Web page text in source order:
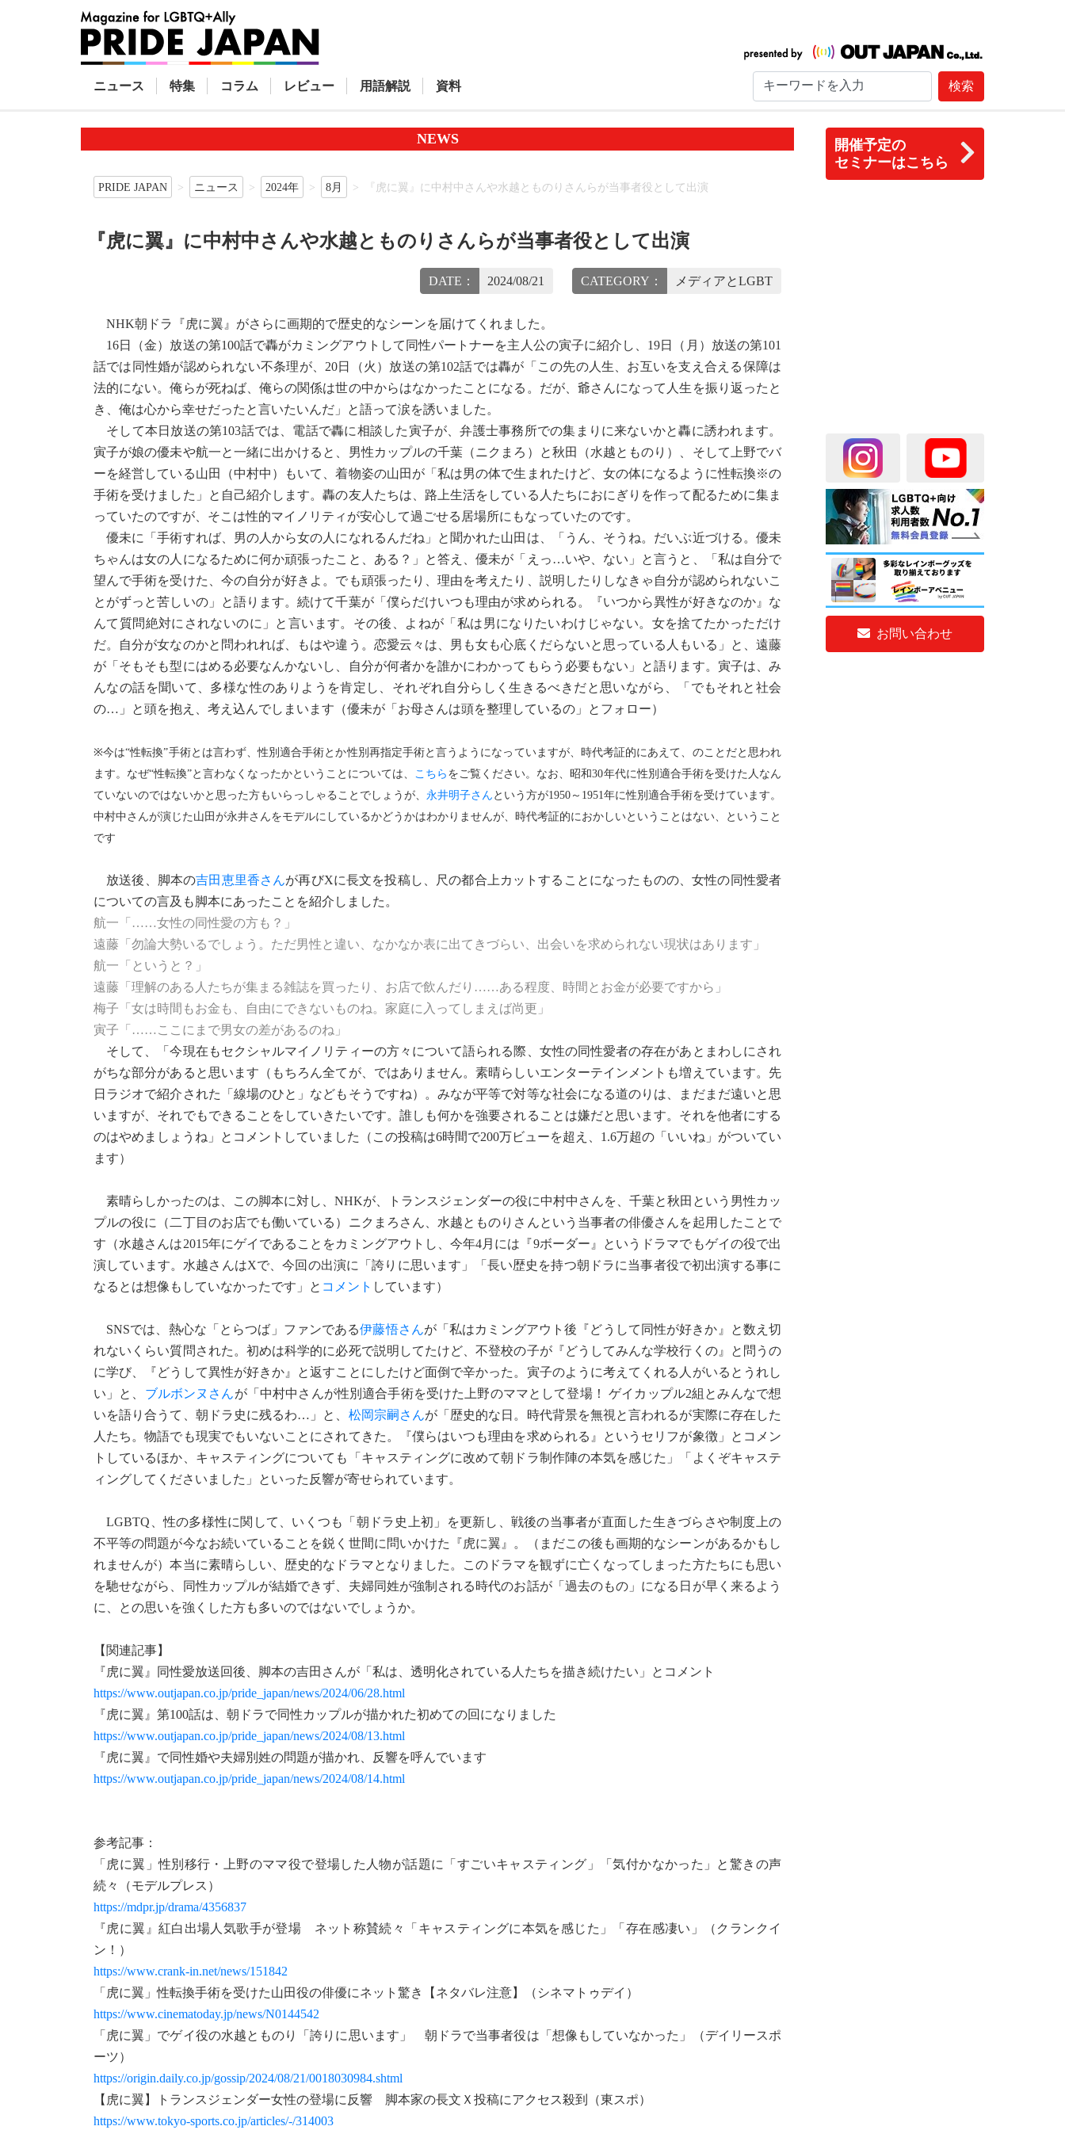
ニュース 特集 コラム レビュー 用語解説 資料 検索
開催予定の
セミナーはこちら
お問い合わせ
NEWS
PRIDE JAPAN ニュース 2024年 8月 『虎に翼』に中村中さんや水越とものりさんらが当事者役として出演
『虎に翼』に中村中さんや水越とものりさんらが当事者役として出演
DATE： 2024/08/21 CATEGORY： メディアとLGBT
NHK朝ドラ『虎に翼』がさらに画期的で歴史的なシーンを届けてくれました。
16日（金）放送の第100話で轟がカミングアウトして同性パートナーを主人公の寅子に紹介し、19日（月）放送の第101
話では同性婚が認められない不条理が、20日（火）放送の第102話では轟が「この先の人生、お互いを支え合える保障は
法的にない。俺らが死ねば、俺らの関係は世の中からはなかったことになる。だが、爺さんになって人生を振り返ったと
き、俺は心から幸せだったと言いたいんだ」と語って涙を誘いました。
そして本日放送の第103話では、電話で轟に相談した寅子が、弁護士事務所での集まりに来ないかと轟に誘われます。
寅子が娘の優未や航一と一緒に出かけると、男性カップルの千葉（ニクまろ）と秋田（水越とものり）、そして上野でバ
ーを経営している山田（中村中）もいて、着物姿の山田が「私は男の体で生まれたけど、女の体になるように性転換※の
手術を受けました」と自己紹介します。轟の友人たちは、路上生活をしている人たちにおにぎりを作って配るために集ま
っていたのですが、そこは性的マイノリティが安心して過ごせる居場所にもなっていたのです。
優未に「手術すれば、男の人から女の人になれるんだね」と聞かれた山田は、「うん、そうね。だいぶ近づける。優未
ちゃんは女の人になるために何か頑張ったこと、ある？」と答え、優未が「えっ…いや、ない」と言うと、「私は自分で
望んで手術を受けた、今の自分が好きよ。でも頑張ったり、理由を考えたり、説明したりしなきゃ自分が認められないこ
とがずっと苦しいの」と語ります。続けて千葉が「僕らだけいつも理由が求められる。『いつから異性が好きなのか』な
んて質問絶対にされないのに」と言います。その後、よねが「私は男になりたいわけじゃない。女を捨てたかっただけ
だ。自分が女なのかと問われれば、もはや違う。恋愛云々は、男も女も心底くだらないと思っている人もいる」と、遠藤
が「そもそも型にはめる必要なんかないし、自分が何者かを誰かにわかってもらう必要もない」と語ります。寅子は、み
んなの話を聞いて、多様な性のありようを肯定し、それぞれ自分らしく生きるべきだと思いながら、「でもそれと社会
の…」と頭を抱え、考え込んでしまいます（優未が「お母さんは頭を整理しているの」とフォロー）
※今は“性転換”手術とは言わず、性別適合手術とか性別再指定手術と言うようになっていますが、時代考証的にあえて、のことだと思われ
ます。なぜ“性転換”と言わなくなったかということについては、
こちらをご覧ください。なお、昭和30年代に性別適合手術を受けた人なん
ていないのではないかと思った方もいらっしゃることでしょうが、 永井明子さんという方が1950～1951年に性別適合手術を受けています。
中村中さんが演じた山田が永井さんをモデルにしているかどうかはわかりませんが、時代考証的におかしいということはない、ということ
です
放送後、脚本の吉田恵里香さんが再びXに長文を投稿し、尺の都合上カットすることになったものの、女性の同性愛者
についての言及も脚本にあったことを紹介しました。
航一「……女性の同性愛の方も？」
遠藤「勿論大勢いるでしょう。ただ男性と違い、なかなか表に出てきづらい、出会いを求められない現状はあります」
航一「というと？」
遠藤「理解のある人たちが集まる雑誌を買ったり、お店で飲んだり……ある程度、時間とお金が必要ですから」
梅子「女は時間もお金も、自由にできないものね。家庭に入ってしまえば尚更」
寅子「……ここにまで男女の差があるのね」
そして、「今現在もセクシャルマイノリティーの方々について語られる際、女性の同性愛者の存在があとまわしにされ
がちな部分があると思います（もちろん全てが、ではありません。素晴らしいエンターテインメントも増えています。先
日ラジオで紹介された「線場のひと」などもそうですね）。みなが平等で対等な社会になる道のりは、まだまだ遠いと思
いますが、それでもできることをしていきたいです。誰しも何かを強要されることは嫌だと思います。それを他者にする
のはやめましょうね」とコメントしていました（この投稿は6時間で200万ビューを超え、1.6万超の「いいね」がついてい
ます）
素晴らしかったのは、この脚本に対し、NHKが、トランスジェンダーの役に中村中さんを、千葉と秋田という男性カッ
プルの役に（二丁目のお店でも働いている）ニクまろさん、水越とものりさんという当事者の俳優さんを起用したことで
す（水越さんは2015年にゲイであることをカミングアウトし、今年4月には『9ボーダー』というドラマでもゲイの役で出
演しています。水越さんはXで、今回の出演に「誇りに思います」「長い歴史を持つ朝ドラに当事者役で初出演する事に
なるとは想像もしていなかったです」と コメント しています）
SNSでは、熱心な「とらつば」ファンである伊藤悟さんが「私はカミングアウト後『どうして同性が好きか』と数え切
れないくらい質問された。初めは科学的に必死で説明してたけど、不登校の子が『どうしてみんな学校行くの』と問うの
に学び、『どうして異性が好きか』と返すことにしたけど面倒で辛かった。寅子のように考えてくれる人がいるとうれし
い」と、 ブルボンヌさんが「中村中さんが性別適合手術を受けた上野のママとして登場！ ゲイカップル2組とみんなで想
いを語り合うて、朝ドラ史に残るわ…」と、 松岡宗嗣さんが「歴史的な日。時代背景を無視と言われるが実際に存在した
人たち。物語でも現実でもいないことにされてきた。『僕らはいつも理由を求められる』というセリフが象徴」とコメン
トしているほか、キャスティングについても「キャスティングに改めて朝ドラ制作陣の本気を感じた」「よくぞキャステ
ィングしてくださいました」といった反響が寄せられています。
LGBTQ、性の多様性に関して、いくつも「朝ドラ史上初」を更新し、戦後の当事者が直面した生きづらさや制度上の
不平等の問題が今なお続いていることを鋭く世間に問いかけた『虎に翼』。（まだこの後も画期的なシーンがあるかもし
れませんが）本当に素晴らしい、歴史的なドラマとなりました。このドラマを観ずに亡くなってしまった方たちにも思い
を馳せながら、同性カップルが結婚できず、夫婦同姓が強制される時代のお話が「過去のもの」になる日が早く来るよう
に、との思いを強くした方も多いのではないでしょうか。
【関連記事】
『虎に翼』同性愛放送回後、脚本の吉田さんが「私は、透明化されている人たちを描き続けたい」とコメント
https://www.outjapan.co.jp/pride_japan/news/2024/06/28.html
『虎に翼』第100話は、朝ドラで同性カップルが描かれた初めての回になりました
https://www.outjapan.co.jp/pride_japan/news/2024/08/13.html
『虎に翼』で同性婚や夫婦別姓の問題が描かれ、反響を呼んでいます
https://www.outjapan.co.jp/pride_japan/news/2024/08/14.html
参考記事：
「虎に翼」性別移行・上野のママ役で登場した人物が話題に「すごいキャスティング」「気付かなかった」と驚きの声
続々（モデルプレス）
https://mdpr.jp/drama/4356837
『虎に翼』紅白出場人気歌手が登場 ネット称賛続々「キャスティングに本気を感じた」「存在感凄い」（クランクイ
ン！）
https://www.crank-in.net/news/151842
「虎に翼」性転換手術を受けた山田役の俳優にネット驚き【ネタバレ注意】（シネマトゥデイ）
https://www.cinematoday.jp/news/N0144542
「虎に翼」でゲイ役の水越とものり「誇りに思います」 朝ドラで当事者役は「想像もしていなかった」（デイリースポ
ーツ）
https://origin.daily.co.jp/gossip/2024/08/21/0018030984.shtml
【虎に翼】トランスジェンダー女性の登場に反響 脚本家の長文Ｘ投稿にアクセス殺到（東スポ）
https://www.tokyo-sports.co.jp/articles/-/314003